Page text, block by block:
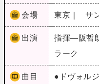
会場 東京｜ サ
出演
指揮―阪哲
ラーク
曲目
●ドヴォル